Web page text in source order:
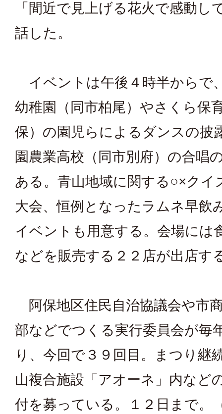
「間近で見上げる花火で感動し
話した。
イベントは午後４時半からで
幼稚園（同市柏尾）やさくら保
保）の園児らによるダンスの披
園農業高校（同市別府）の合唱
ある。青山地域に関する○×クイ
大会、恒例となったラムネ早飲
イベントも用意する。会場には
などを販売する２２店が出店す
阿保地区住民自治協議会や市
部などでつくる実行委員会が毎
り、今回で３９回目。まつり継
山複合施設「アオーネ」内など
付を募っている。１２日まで。